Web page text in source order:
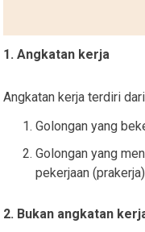
1. Angkatan kerja
Angkatan kerja terdiri
Golongan yang
Golongan yang
pekerjaan
2. Bukan angkatan